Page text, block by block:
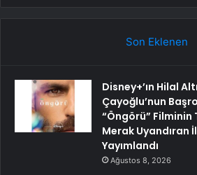
Son Eklenen
Disney+’ın Hilal
Çayoğlu’nun
“Öngörü” Filminin
Merak Uyandıran
Yayımlandı
Ağustos 8, 2026